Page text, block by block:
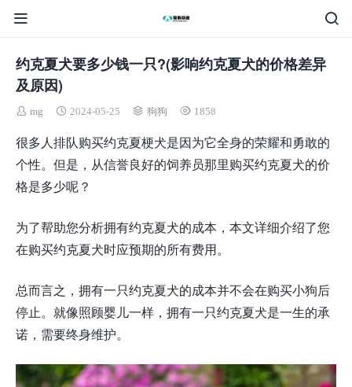
约克夏犬要多少钱一只?(影响约克夏犬的价格差异
及原因)
mg 2024-05-25 狗狗 1858
很多人排队购买约克夏梗犬是因为它全身的荣耀和勇敢的
个性。但是，从信誉良好的饲养员那里购买约克夏犬的价
格是多少呢？
为了帮助您分析拥有约克夏犬的成本，本文详细介绍了您
在购买约克夏犬时应预期的所有费用。
总而言之，拥有一只约克夏犬的成本并不会在购买小狗后
停止。就像照顾婴儿一样，拥有一只约克夏犬是一生的承
诺，需要终身维护。